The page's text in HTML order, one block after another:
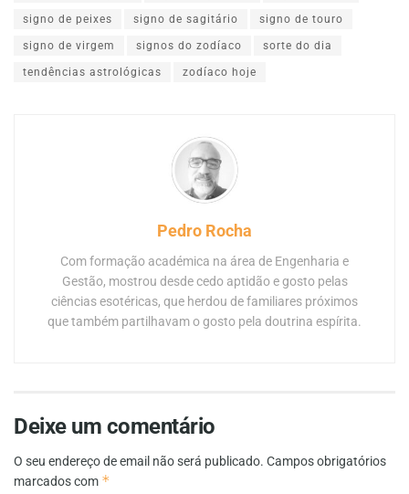
signo de peixes signo de sagitário signo de touro
signo de virgem signos do zodíaco sorte do dia
tendências astrológicas zodíaco hoje
Pedro Rocha
Com formação académica na área de Engenharia e
Gestão, mostrou desde cedo aptidão e gosto pelas
ciências esotéricas, que herdou de familiares próximos
que também partilhavam o gosto pela doutrina espírita.
Deixe um comentário
O seu endereço de email não será publicado. Campos obrigatórios
marcados com *